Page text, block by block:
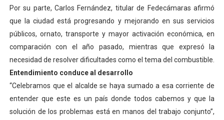
Por su parte, Carlos Fernández, titular de Fedecámaras afirmó
que la ciudad está progresando y mejorando en sus servicios
públicos, ornato, transporte y mayor activación económica, en
comparación con el año pasado, mientras que expresó la
necesidad de resolver dificultades como el tema del combustible.
Entendimiento conduce al desarrollo
“Celebramos que el alcalde se haya sumado a esa corriente de
entender que este es un país donde todos cabemos y que la
solución de los problemas está en manos del trabajo conjunto”,